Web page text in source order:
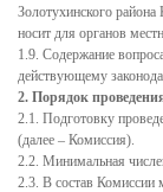
Золотухинского
носит для органов
1.9. Содержание
действующему
2. Порядок
2.1. Подготовку
(далее – Комиссия).
2.2. Минимальная
2.3. В состав Комиссии